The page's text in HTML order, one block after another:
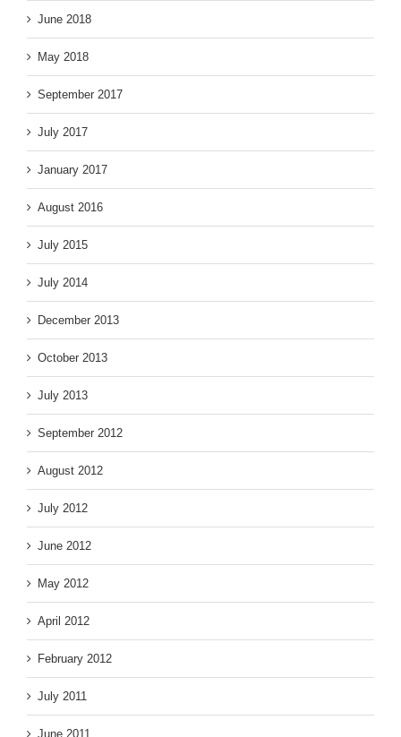
June 2018
May 2018
September 2017
July 2017
January 2017
August 2016
July 2015
July 2014
December 2013
October 2013
July 2013
September 2012
August 2012
July 2012
June 2012
May 2012
April 2012
February 2012
July 2011
June 2011